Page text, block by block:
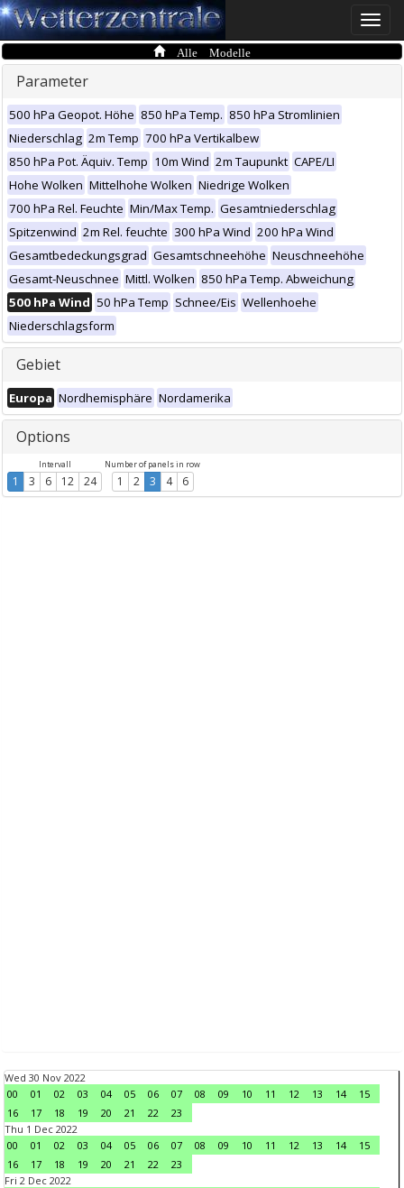
Toggle
Alle Modelle
Parameter
500 hPa Geopot. Höhe 850 hPa Temp. 850 hPa Stromlinien
Niederschlag 2m Temp 700 hPa Vertikalbew
850 hPa Pot. Äquiv. Temp 10m Wind 2m Taupunkt CAPE/LI
Hohe Wolken Mittelhohe Wolken Niedrige Wolken
700 hPa Rel. Feuchte Min/Max Temp. Gesamtniederschlag
Spitzenwind 2m Rel. feuchte 300 hPa Wind 200 hPa Wind
Gesamtbedeckungsgrad Gesamtschneehöhe Neuschneehöhe
Gesamt-Neuschnee Mittl. Wolken 850 hPa Temp. Abweichung
500 hPa Wind 50 hPa Temp Schnee/Eis Wellenhoehe
Niederschlagsform
Gebiet
Europa Nordhemisphäre Nordamerika
Options
Intervall
1 3 6 12 24
Number of panels in row
1 2 3 4 6
Wed 30 Nov 2022
00
01 02 03 04 05 06 07 08 09 10 11 12 13 14
15
16
17 18 19 20 21 22
23
Thu 1 Dec 2022
00
01 02 03 04 05 06 07 08 09 10 11 12 13 14
15
16
17 18 19 20 21 22
23
Fri 2 Dec 2022